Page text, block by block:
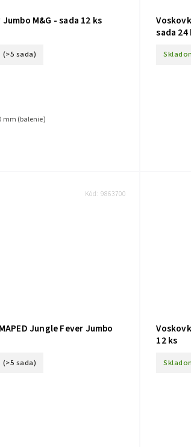
M&G - sada 12 ks
(>5 sada)
mm (balenie)
sada 24
Jungle Fever Jumbo
(>5 sada)
Kód:9863700
12 ks